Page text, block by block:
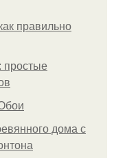
правильно
простые
дома с